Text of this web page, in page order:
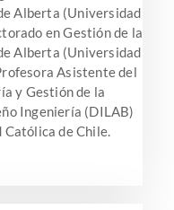
Alberta (Universidad
en Gestión de la
Alberta (Universidad
Asistente del
y Gestión de la
Ingeniería (DILAB)
de Chile.